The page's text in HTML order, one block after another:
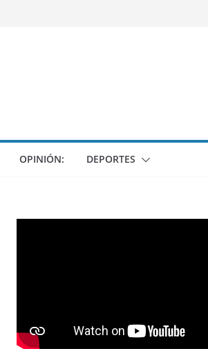
OPINIÓN: DEPORTES